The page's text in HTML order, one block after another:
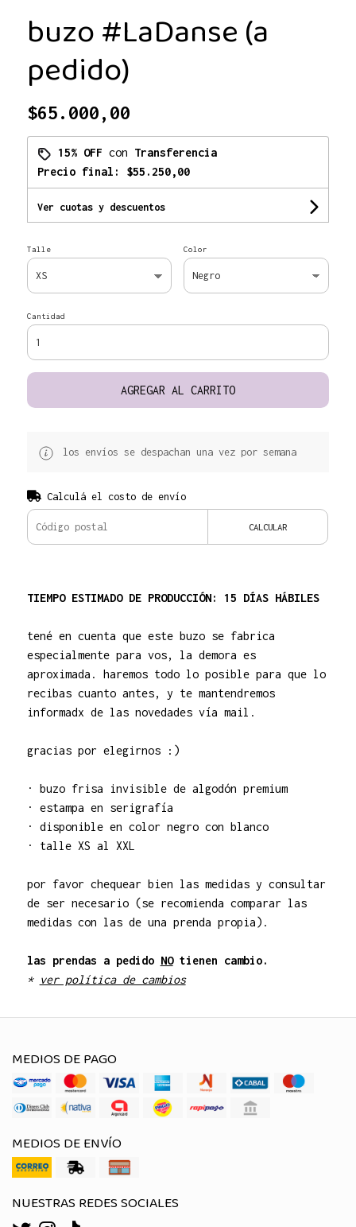
buzo #LaDanse (a
pedido)
$65.000,00
15% OFF con Transferencia
Precio final: $55.250,00
Ver cuotas y descuentos
Talle Color
Cantidad
AGREGAR AL CARRITO
los envíos se despachan una vez por semana
Calculá el costo de envío
CALCULAR
TIEMPO ESTIMADO DE PRODUCCIÓN: 15 DÍAS HÁBILES
tené en cuenta que este buzo se fabrica
especialmente para vos, la demora es
aproximada. haremos todo lo posible para que lo
recibas cuanto antes, y te mantendremos
informadx de las novedades vía mail.
gracias por elegirnos :)
· buzo frisa invisible de algodón premium
· estampa en serigrafía
· disponible en color negro con blanco
· talle XS al XXL
por favor chequear bien las medidas y consultar
de ser necesario (se recomienda comparar las
medidas con las de una prenda propia).
las prendas a pedido NOtienen cambio.
* ver política de cambios
MEDIOS DE PAGO
MEDIOS DE ENVÍO
NUESTRAS REDES SOCIALES